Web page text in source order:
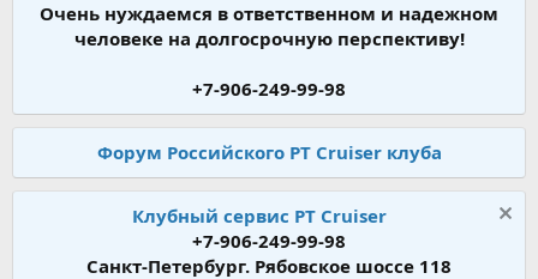
Очень нуждаемся в ответственном и надежном
человеке на долгосрочную перспективу!
+7-906-249-99-98
Форум Российского PT Cruiser клуба
Клубный сервис PT Cruiser
+7-906-249-99-98
Санкт-Петербург. Рябовское шоссе 118